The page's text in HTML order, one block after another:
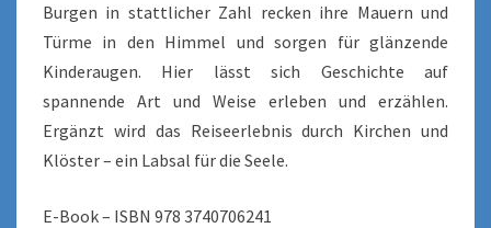
Burgen in stattlicher Zahl recken ihre Mauern und
Türme in den Himmel und sorgen für glänzende
Kinderaugen. Hier lässt sich Geschichte auf
spannende Art und Weise erleben und erzählen.
Ergänzt wird das Reiseerlebnis durch Kirchen und
Klöster – ein Labsal für die Seele.
E-Book – ISBN 978 3740706241